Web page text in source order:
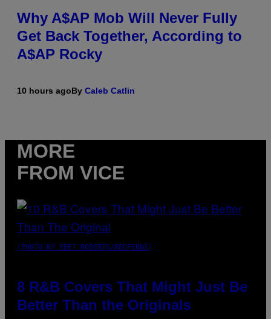
Why A$AP Mob Will Never Fully
Get Back Together, According to
A$AP Rocky
10 hours agoBy Caleb Catlin
MORE
FROM VICE
(PHOTO BY EBET ROBERTS/REDFERNS)
8 R&B Covers That Might Just Be
Better Than the Originals